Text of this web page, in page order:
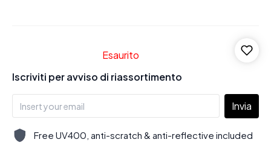
Esaurito
Iscriviti per avviso di riassortimento
Invia
Free UV400, anti-scratch & anti-reflective included